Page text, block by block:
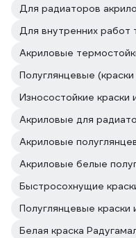
Для радиаторов
Для внутренних работ
Акриловые
Полуглянцевые
Износостойкие краски
Акриловые для
Акриловые
Акриловые белые
Быстросохнущие
Полуглянцевые краски
Белая краска